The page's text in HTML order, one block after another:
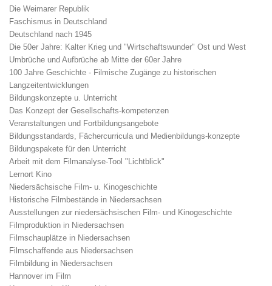
Die Weimarer Republik
Faschismus in Deutschland
Deutschland nach 1945
Die 50er Jahre: Kalter Krieg und "Wirtschaftswunder" Ost und West
Umbrüche und Aufbrüche ab Mitte der 60er Jahre
100 Jahre Geschichte - Filmische Zugänge zu historischen
Langzeitentwicklungen
Bildungskonzepte u. Unterricht
Das Konzept der Gesellschafts-kompetenzen
Veranstaltungen und Fortbildungsangebote
Bildungsstandards, Fächercurricula und Medienbildungs-konzepte
Bildungspakete für den Unterricht
Arbeit mit dem Filmanalyse-Tool "Lichtblick"
Lernort Kino
Niedersächsische Film- u. Kinogeschichte
Historische Filmbestände in Niedersachsen
Ausstellungen zur niedersächsischen Film- und Kinogeschichte
Filmproduktion in Niedersachsen
Filmschauplätze in Niedersachsen
Filmschaffende aus Niedersachsen
Filmbildung in Niedersachsen
Hannover im Film